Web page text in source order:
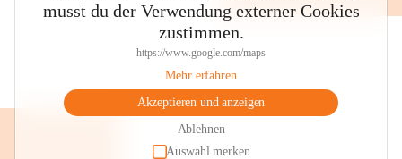
musst du der Verwendung externer Cookies
zustimmen.
https://www.google.com/maps
Mehr erfahren
Akzeptieren und anzeigen
Ablehnen
Auswahl merken